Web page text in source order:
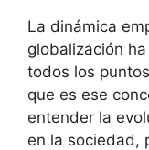
La dinámica
globalización
todos los
que es ese
entender la
en la sociedad,